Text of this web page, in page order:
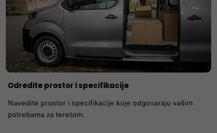
Odredite prostor i specifikacije
Navedite prostor i specifikacije koje odgovaraju vašim
potrebama za teretom.